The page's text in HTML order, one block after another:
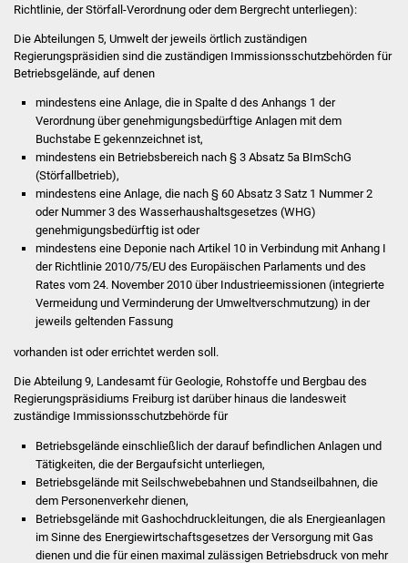
Lebenslagen
Bürgerinfos
Bildung
Schulen
Kindergärten
Kolping-Musikschule
Kirchen
Lokale Agenda
Fachteam Jugend
Richtlinie, der Störfall-Verordnung oder dem Bergrecht unterliegen):
Die Abteilungen 5, Umwelt der jeweils örtlich zuständigen
Regierungspräsidien sind die zuständigen Immissionsschutzbehörden für
Betriebsgelände, auf denen
mindestens eine Anlage, die in Spalte d des Anhangs 1 der
Verordnung über genehmigungsbedürftige Anlagen mit dem
Buchstabe E gekennzeichnet ist,
mindestens ein Betriebsbereich nach § 3 Absatz 5a BImSchG
(Störfallbetrieb),
mindestens eine Anlage, die nach § 60 Absatz 3 Satz 1 Nummer 2
oder Nummer 3 des Wasserhaushaltsgesetzes (WHG)
genehmigungsbedürftig ist oder
mindestens eine Deponie nach Artikel 10 in Verbindung mit Anhang I
der Richtlinie 2010/75/EU des Europäischen Parlaments und des
Rates vom 24. November 2010 über Industrieemissionen (integrierte
Vermeidung und Verminderung der Umweltverschmutzung) in der
jeweils geltenden Fassung
vorhanden ist oder errichtet werden soll.
Die Abteilung 9, Landesamt für Geologie, Rohstoffe und Bergbau des
Regierungspräsidiums Freiburg ist darüber hinaus die landesweit
zuständige Immissionsschutzbehörde für
Betriebsgelände einschließlich der darauf befindlichen Anlagen und
Tätigkeiten, die der Bergaufsicht unterliegen,
Betriebsgelände mit Seilschwebebahnen und Standseilbahnen, die
dem Personenverkehr dienen,
Betriebsgelände mit Gashochdruckleitungen, die als Energieanlagen
im Sinne des Energiewirtschaftsgesetzes der Versorgung mit Gas
dienen und die für einen maximal zulässigen Betriebsdruck von mehr